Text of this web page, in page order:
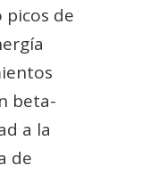
de
beta-
a la
de